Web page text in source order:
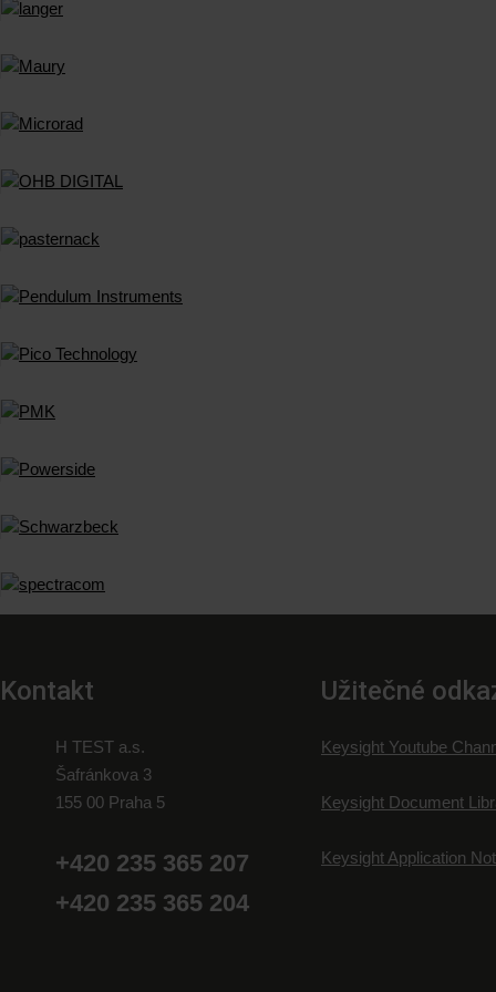
Kontakt
H TEST a.s.
Šafránkova 3
155 00 Praha 5
+420 235 365 207
+420 235 365 204
Užitečné
Keysight Youtube
Keysight Document
Keysight Application